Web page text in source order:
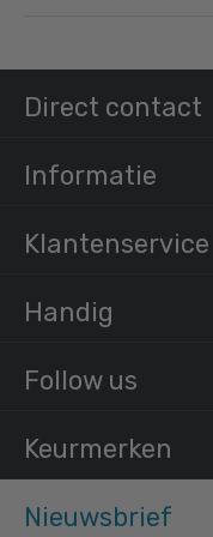
€ 11,31 incl. BTW
Nieuwsbrief
Follow us
Keurmerken
Direct contact
Informatie
Klantenservice
Handig